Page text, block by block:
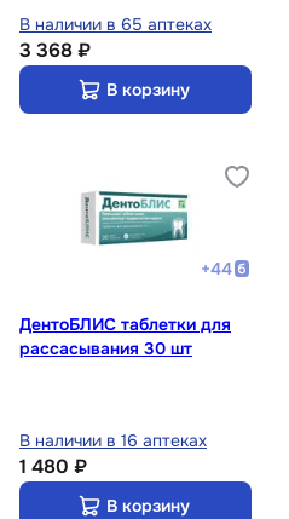
В наличии в 65 аптеках
3 368 ₽
В корзину
+44
ДентоБЛИС таблетки для
рассасывания 30 шт
В наличии в 16 аптеках
1 480 ₽
В корзину